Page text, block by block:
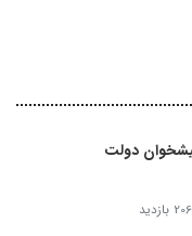
دولت